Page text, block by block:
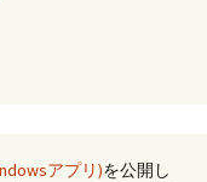
アプリ)を公開し